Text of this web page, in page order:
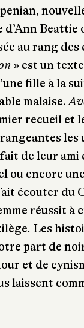
d’Ann
au rang des
» est un
fille à la
malaise.
recueil et
les
de leur
ou encore
écouter du
réussit à
Les
part de
et de
laissent